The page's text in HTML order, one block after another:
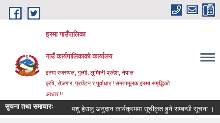
Skip to main content
इस्मा गाउँपालिका
गाउँ कार्यपालिकाको कार्यालय
इस्मा रजस्थल, गुल्मी, लुम्बिनी प्रदेश, नेपाल
कृषि, रोजगार, प्रर्यटन र पुर्वाधार ! समतामूलक इस्मा समृद्धिको
आधार !!
सुचना तथा समाचारः पशु हेरालु अनुदान कार्यक्रममा सूचीकृत हुने सम्बन्धी सूचना ।